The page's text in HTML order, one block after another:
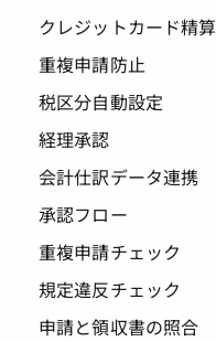
クレジットカード精算
重複申請防止
税区分自動設定
経理承認
会計仕訳データ連携
承認フロー
重複申請チェック
規定違反チェック
申請と領収書の照合